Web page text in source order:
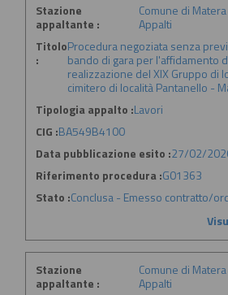
Stazione
appaltante :
Comune di
Appalti
Titolo
:
Procedura negoziata senza
bando di gara per l'affidamento
realizzazione del XIX Gruppo di
cimitero di località Pantanello -
Tipologia appalto :Lavori
CIG :BA549B4100
Data pubblicazione esito :27/02/
Riferimento procedura :G01363
Stato :Conclusa - Emesso contratto/
Stazione
appaltante :
Comune di
Appalti